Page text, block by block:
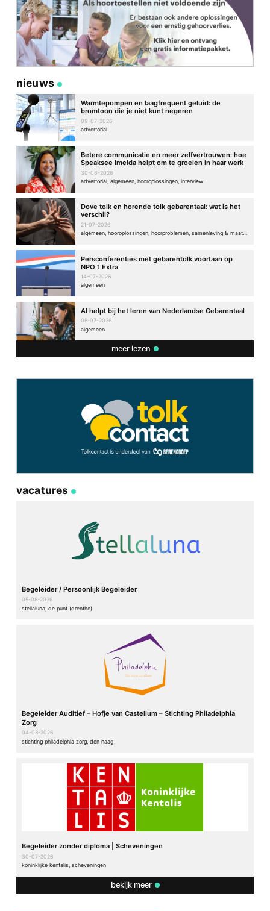
nieuws
Warmtepompen en laagfrequent geluid: de
bromtoon die je niet kunt negeren
09-07-2026
advertorial
Betere communicatie en meer zelfvertrouwen: hoe
Speaksee Imelda helpt om te groeien in haar werk
30-06-2026
advertorial, algemeen, hooroplossingen, interview
Dove tolk en horende tolk gebarentaal: wat is het
verschil?
21-07-2026
algemeen, hooroplossingen, hoorproblemen, samenleving & maatschappij
Persconferenties met gebarentolk voortaan op
NPO 1 Extra
14-07-2026
algemeen
AI helpt bij het leren van Nederlandse Gebarentaal
08-07-2026
algemeen
meer lezen
vacatures
Begeleider / Persoonlijk Begeleider
05-08-2026
stellaluna, de punt (drenthe)
Begeleider Auditief – Hofje van Castellum – Stichting Philadelphia
Zorg
04-08-2026
stichting philadelphia zorg, den haag
Begeleider zonder diploma | Scheveningen
30-07-2026
koninklijke kentalis, scheveningen
bekijk meer